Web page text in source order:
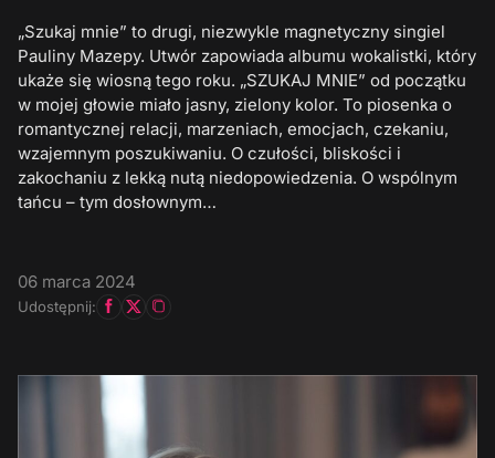
„Szukaj mnie” to drugi, niezwykle magnetyczny singiel
Pauliny Mazepy. Utwór zapowiada albumu wokalistki, który
ukaże się wiosną tego roku. „SZUKAJ MNIE” od początku
w mojej głowie miało jasny, zielony kolor. To piosenka o
romantycznej relacji, marzeniach, emocjach, czekaniu,
wzajemnym poszukiwaniu. O czułości, bliskości i
zakochaniu z lekką nutą niedopowiedzenia. O wspólnym
tańcu – tym dosłownym…
06 marca 2024
Udostępnij: